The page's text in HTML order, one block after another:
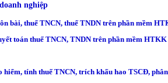
nghiệp
bài, thuế TNCN, thuế TNDN trên phần mềm
toán thuế TNCN, TNDN trên phần mềm
hiểm, tính thuế TNCN, trích khấu hao TSCĐ,